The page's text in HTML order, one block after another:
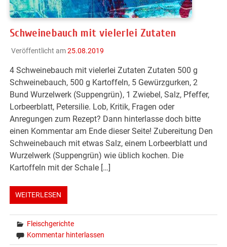
Schweinebauch mit vielerlei Zutaten
Veröffentlicht am25.08.2019
4 Schweinebauch mit vielerlei Zutaten Zutaten 500 g
Schweinebauch, 500 g Kartoffeln, 5 Gewürzgurken, 2
Bund Wurzelwerk (Suppengrün), 1 Zwiebel, Salz, Pfeffer,
Lorbeerblatt, Petersilie. Lob, Kritik, Fragen oder
Anregungen zum Rezept? Dann hinterlasse doch bitte
einen Kommentar am Ende dieser Seite! Zubereitung Den
Schweinebauch mit etwas Salz, einem Lorbeerblatt und
Wurzelwerk (Suppengrün) wie üblich kochen. Die
Kartoffeln mit der Schale […]
WEITERLESEN
Fleischgerichte
Kommentar hinterlassen